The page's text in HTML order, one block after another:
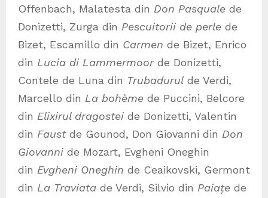
Offenbach, Malatesta din Don Pasquale de
Donizetti, Zurga din Pescuitorii de perle de
Bizet, Escamillo din Carmen de Bizet, Enrico
din Lucia di Lammermoorde Donizetti,
Contele de Luna din Trubadurul de Verdi,
Marcello din La bohème de Puccini, Belcore
din Elixirul dragostei de Donizetti, Valentin
din Faustde Gounod, Don Giovanni din Don
Giovanni de Mozart, Evgheni Oneghin
din Evgheni Oneghin de Ceaikovski, Germont
din La Traviata de Verdi, Silvio din Paiațe de